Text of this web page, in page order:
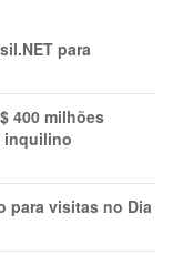
para
400 milhões
inquilino
para visitas no Dia